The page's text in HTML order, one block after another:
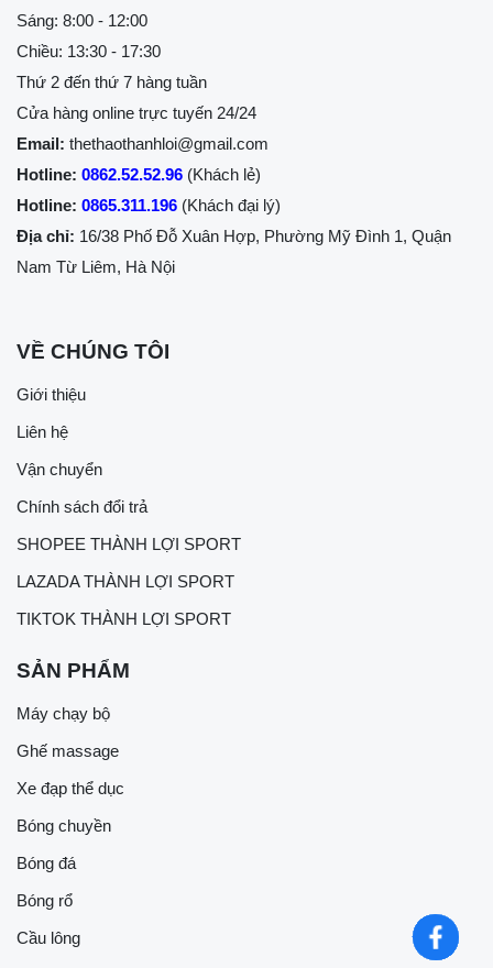
Sáng: 8:00 - 12:00
Chiều: 13:30 - 17:30
Thứ 2 đến thứ 7 hàng tuần
Cửa hàng online trực tuyến 24/24
Email: thethaothanhloi@gmail.com
Hotline: 0862.52.52.96 (Khách lẻ)
Hotline: 0865.311.196 (Khách đại lý)
Địa chỉ: 16/38 Phố Đỗ Xuân Hợp, Phường Mỹ Đình 1, Quận
Nam Từ Liêm, Hà Nội
VỀ CHÚNG TÔI
Giới thiệu
Liên hệ
Vận chuyển
Chính sách đổi trả
SHOPEE THÀNH LỢI SPORT
LAZADA THÀNH LỢI SPORT
TIKTOK THÀNH LỢI SPORT
SẢN PHẨM
Máy chạy bộ
Ghế massage
Xe đạp thể dục
Bóng chuyền
Bóng đá
Bóng rổ
Cầu lông